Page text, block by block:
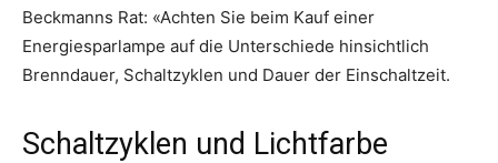
Beckmanns Rat: «Achten Sie beim Kauf einer
Energiesparlampe auf die Unterschiede hinsichtlich
Brenndauer, Schaltzyklen und Dauer der Einschaltzeit.
Schaltzyklen und Lichtfarbe